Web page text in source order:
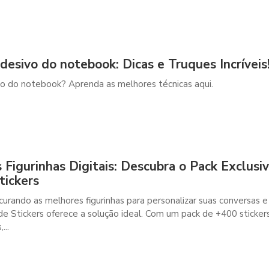
do notebook: Dicas e Truques
do notebook? Aprenda as melhores técnicas aqui.
Digitais: Descubra o Pack
as melhores figurinhas para personalizar suas conversas
Stickers oferece a solução ideal. Com um pack de +400